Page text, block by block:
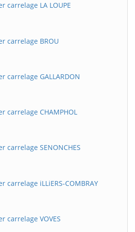
carrelage LA LOUPE
carrelage BROU
carrelage GALLARDON
carrelage CHAMPHOL
carrelage SENONCHES
carrelage iLLiERS-COMBRAY
carrelage VOVES